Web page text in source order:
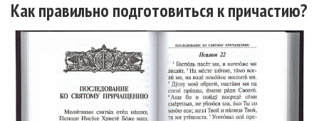
Как правильно подготовиться к причастию?